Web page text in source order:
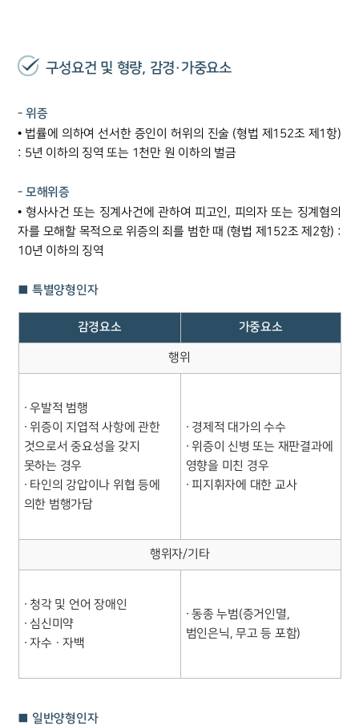
구성요건 및 형량, 감경·가중요소
- 위증
• 법률에 의하여 선서한 증인이 허위의 진술 (형법 제152조 제1항)
: 5년 이하의 징역 또는 1천만 원 이하의 벌금
- 모해위증
• 형사사건 또는 징계사건에 관하여 피고인, 피의자 또는 징계혐의
자를 모해할 목적으로 위증의 죄를 범한 때 (형법 제152조 제2항) :
10년 이하의 징역
■ 특별양형인자
감경요소 가중요소
행위
∙ 우발적 범행
∙ 위증이 지엽적 사항에 관한
것으로서 중요성을 갖지
못하는 경우
∙ 타인의 강압이나 위협 등에
의한 범행가담
∙ 경제적 대가의 수수
∙ 위증이 신병 또는 재판결과에
영향을 미친 경우
∙ 피지휘자에 대한 교사
행위자/기타
∙ 청각 및 언어 장애인
∙ 심신미약
∙ 자수ㆍ자백
∙ 동종 누범(증거인멸,
범인은닉, 무고 등 포함)
■ 일반양형인자